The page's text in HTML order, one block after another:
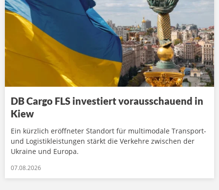
DB Cargo FLS investiert vorausschauend in
Kiew
Ein kürzlich eröffneter Standort für multimodale Transport-
und Logistikleistungen stärkt die Verkehre zwischen der
Ukraine und Europa.
07.08.2026